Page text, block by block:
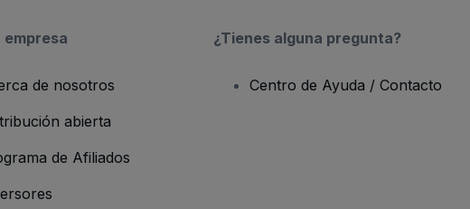
de nosotros
abierta
de Afiliados
¿Tienes alguna pregunta?
Centro de Ayuda / Contacto